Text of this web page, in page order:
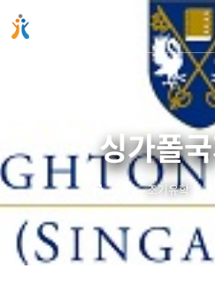
싱가폴
조기유학